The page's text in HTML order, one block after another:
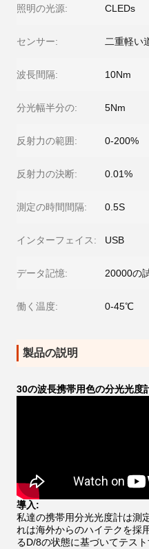
照明の光源: CLEDs
センサー: 二重軽い
波長間隔: 10Nm
分光幅半分の: 5Nm
反射力の範囲: 0-200%
反射力の決断: 0.01%
測定の時間間隔: 0.5S
インターフェイス: USB
データ記憶: 20000の
働く温度: 0-45℃
製品の説明
30の波長携帯用色の分光光度
導入:
私達の携帯用分光光度計は測
れは海外からのハイテクを採
るD/8の状態に基づいてテス